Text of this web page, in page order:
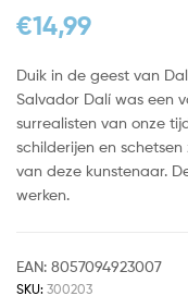
€14,99
Duik in de geest van
Salvador Dalí was een
surrealisten van onze
schilderijen en
van deze kunstenaar.
werken.
EAN: 8057094923007
SKU: 300203